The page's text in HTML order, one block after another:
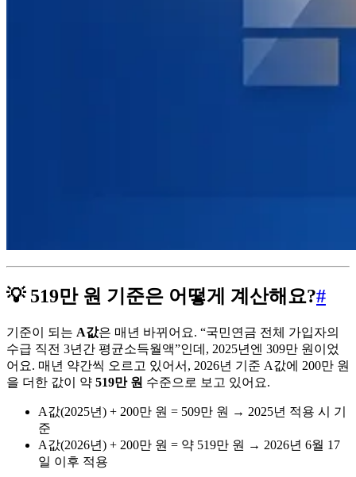
💡 519만 원 기준은 어떻게 계산해요?#
기준이 되는 A값은 매년 바뀌어요. “국민연금 전체 가입자의
수급 직전 3년간 평균소득월액”인데, 2025년엔 309만 원이었
어요. 매년 약간씩 오르고 있어서, 2026년 기준 A값에 200만 원
을 더한 값이 약 519만 원 수준으로 보고 있어요.
A값(2025년) + 200만 원 = 509만 원 → 2025년 적용 시 기
준
A값(2026년) + 200만 원 = 약 519만 원 → 2026년 6월 17
일 이후 적용